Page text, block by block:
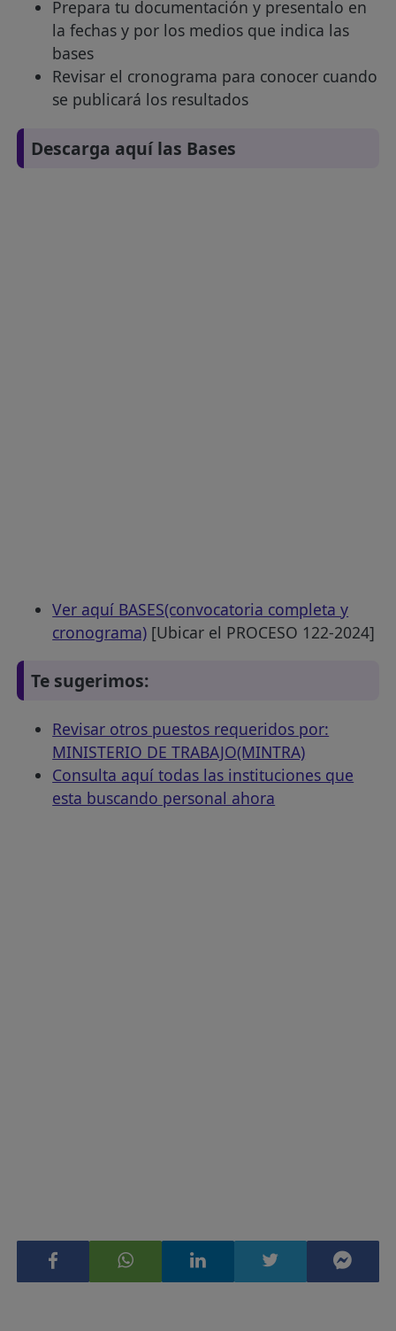
Prepara tu documentación y presentalo en
la fechas y por los medios que indica las
bases
Revisar el cronograma para conocer cuando
se publicará los resultados
Descarga aquí las Bases
Ver aquí BASES(convocatoria completa y
cronograma) [Ubicar el PROCESO 122-2024]
Te sugerimos:
Revisar otros puestos requeridos por:
MINISTERIO DE TRABAJO(MINTRA)
Consulta aquí todas las instituciones que
esta buscando personal ahora